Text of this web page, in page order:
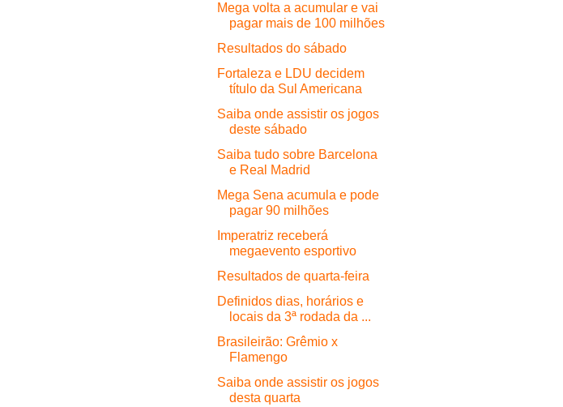
Mega volta a acumular e vai
pagar mais de 100 milhões
Resultados do sábado
Fortaleza e LDU decidem
título da Sul Americana
Saiba onde assistir os jogos
deste sábado
Saiba tudo sobre Barcelona
e Real Madrid
Mega Sena acumula e pode
pagar 90 milhões
Imperatriz receberá
megaevento esportivo
Resultados de quarta-feira
Definidos dias, horários e
locais da 3ª rodada da ...
Brasileirão: Grêmio x
Flamengo
Saiba onde assistir os jogos
desta quarta